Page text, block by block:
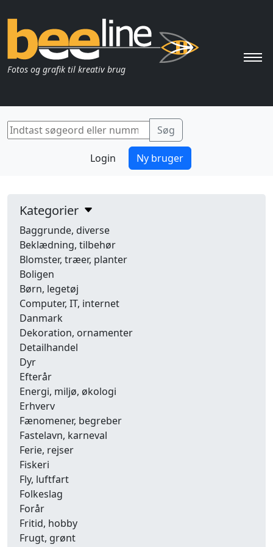
Fotos og grafik til kreativ brug
Login Ny bruger
Kategorier
Baggrunde, diverse
Beklædning, tilbehør
Blomster, træer, planter
Boligen
Børn, legetøj
Computer, IT, internet
Danmark
Dekoration, ornamenter
Detailhandel
Dyr
Efterår
Energi, miljø, økologi
Erhverv
Fænomener, begreber
Fastelavn, karneval
Ferie, rejser
Fiskeri
Fly, luftfart
Folkeslag
Forår
Fritid, hobby
Frugt, grønt